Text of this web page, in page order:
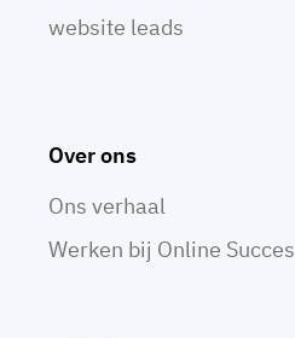
website leads
Over ons
Ons verhaal
Werken bij Online Succes